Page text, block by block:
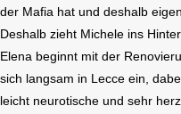
der Mafia hat und deshalb
Deshalb zieht Michele ins
Elena beginnt mit der
sich langsam in Lecce ein,
leicht neurotische und sehr